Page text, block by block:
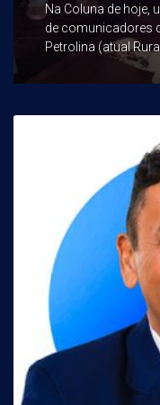
Na Coluna de hoje,
de comunicadores
Petrolina (atual Rural